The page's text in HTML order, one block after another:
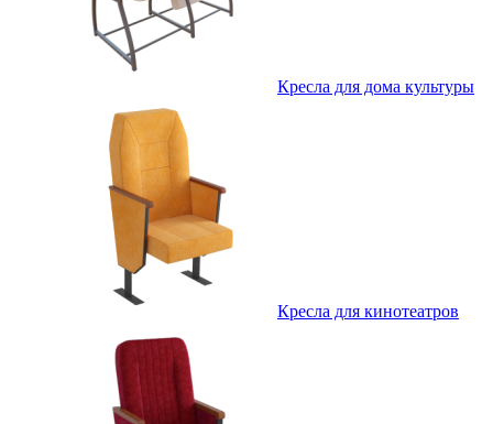
Кресла для дома культуры
Кресла для кинотеатров